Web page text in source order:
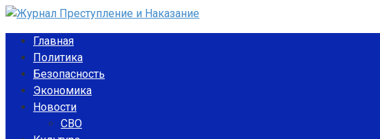
Перейти
контентуГлавная
Политика
Безопасность
Экономика
Новости
СВО